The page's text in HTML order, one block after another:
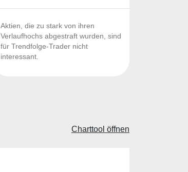
Aktien, die zu stark von ihren
Verlaufhochs abgestraft wurden, sind
für Trendfolge-Trader nicht
interessant.
Charttool öffnen